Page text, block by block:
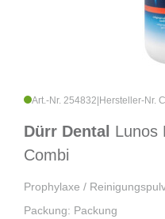
Art.-Nr. 254832 Hersteller-Nr.
Dürr Dental Lunos
Combi
Prophylaxe /
Packung: Packung